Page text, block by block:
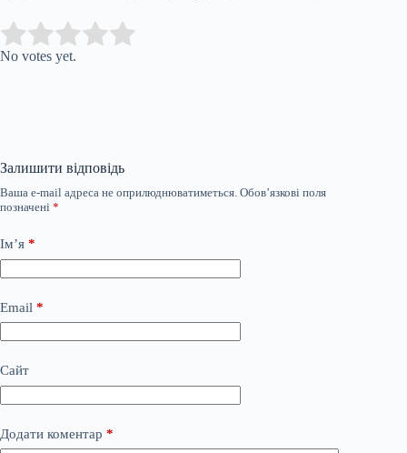
Rate this item:
No votes yet.
Залишити відповідь
Ваша e-mail адреса не оприлюднюватиметься. Обов’язкові поля
позначені *
Ім’я *
Email *
Сайт
Додати коментар *